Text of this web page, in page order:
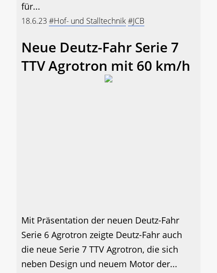
für...
18.6.23 #Hof- und Stalltechnik#JCB
Neue Deutz-Fahr Serie 7
TTV Agrotron mit 60 km/h
Mit Präsentation der neuen Deutz-Fahr
Serie 6 Agrotron zeigte Deutz-Fahr auch
die neue Serie 7 TTV Agrotron, die sich
neben Design und neuem Motor der...